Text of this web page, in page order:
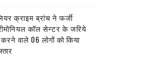
क्राइम ब्रांच ने फर्जी
कॉल सेन्टर के जरिये
वाले 06 लोगों को किया